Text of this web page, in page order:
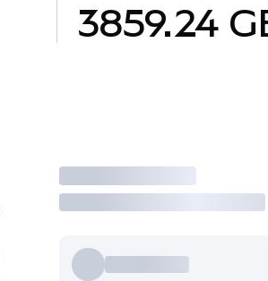
3859.24
取引